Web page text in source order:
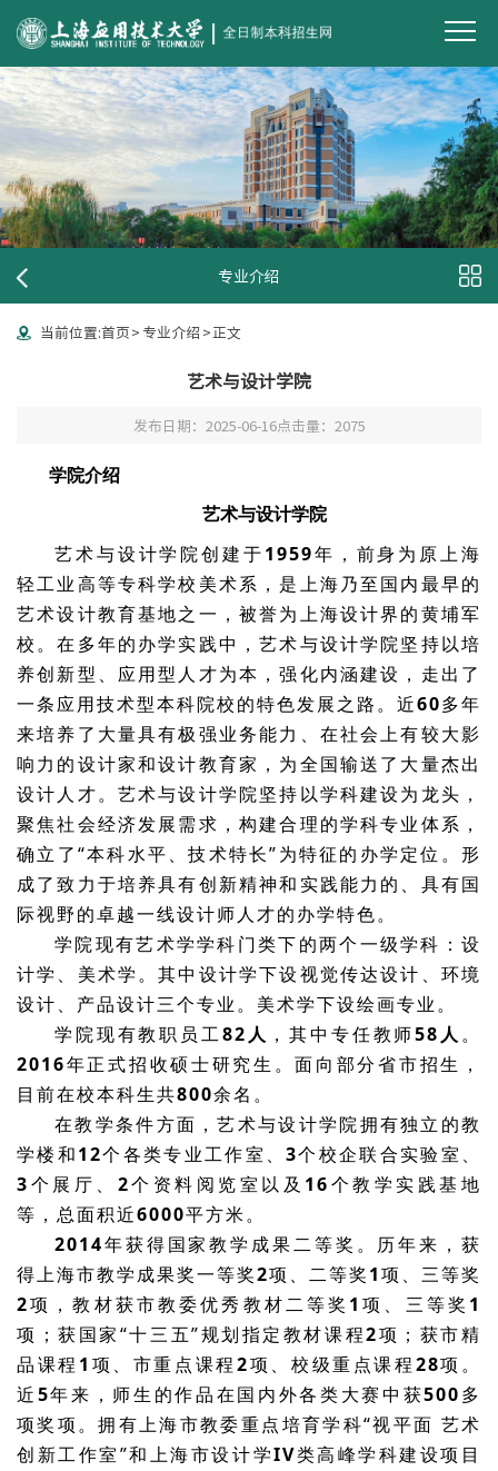
专业介绍
当前位置:首页> 专业介绍 >正文
艺术与设计学院
发布日期：2025-06-16点击量： 2075
学院介绍
艺术与设计学院
艺术与设计学院创建于1959年，前身为原上海
轻工业高等专科学校美术系，是上海乃至国内最早的
艺术设计教育基地之一，被誉为上海设计界的黄埔军
校。在多年的办学实践中，艺术与设计学院坚持以培
养创新型、应用型人才为本，强化内涵建设，走出了
一条应用技术型本科院校的特色发展之路。近60多年
来培养了大量具有极强业务能力、在社会上有较大影
响力的设计家和设计教育家，为全国输送了大量杰出
设计人才。艺术与设计学院坚持以学科建设为龙头，
聚焦社会经济发展需求，构建合理的学科专业体系，
确立了“本科水平、技术特长”为特征的办学定位。形
成了致力于培养具有创新精神和实践能力的、具有国
际视野的卓越一线设计师人才的办学特色。
学院现有艺术学学科门类下的两个一级学科：设
计学、美术学。其中设计学下设视觉传达设计、环境
设计、产品设计三个专业。美术学下设绘画专业。
学院现有教职员工82人 ，其中专任教师58人 。
2016年正式招收硕士研究生。面向部分省市招生，
目前在校本科生共800余名。
在教学条件方面，艺术与设计学院拥有独立的教
学楼和12个各类专业工作室、3个校企联合实验室、
3个展厅、 2个资料阅览室以及 16个教学实践基地
等，总面积近6000平方米。
2014年获得国家教学成果二等奖。历年来，获
得上海市教学成果奖一等奖2项、二等奖1项、三等奖
2项，教材获市教委优秀教材二等奖 1 项、三等奖 1
项；获国家“十三五”规划指定教材课程2项；获市精
品课程 1 项、市重点课程2项、校级重点课程28项。
近5年来，师生的作品在国内外各类大赛中获500多
项奖项。拥有上海市教委重点培育学科“视平面 艺术
创新工作室”和上海市设计学IV类高峰学科建设项目